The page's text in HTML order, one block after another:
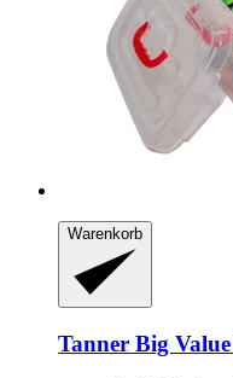
Warenkorb
Tanner Big